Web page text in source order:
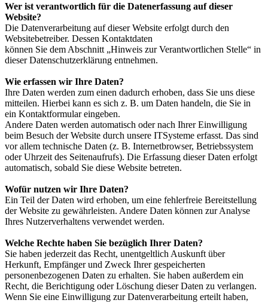
Wer ist verantwortlich für die Datenerfassung auf dieser
Website?
Die Datenverarbeitung auf dieser Website erfolgt durch den
Websitebetreiber. Dessen Kontaktdaten
können Sie dem Abschnitt „Hinweis zur Verantwortlichen Stelle“ in
dieser Datenschutzerklärung entnehmen.
Wie erfassen wir Ihre Daten?
Ihre Daten werden zum einen dadurch erhoben, dass Sie uns diese
mitteilen. Hierbei kann es sich z. B. um Daten handeln, die Sie in
ein Kontaktformular eingeben.
Andere Daten werden automatisch oder nach Ihrer Einwilligung
beim Besuch der Website durch unsere ITSysteme erfasst. Das sind
vor allem technische Daten (z. B. Internetbrowser, Betriebssystem
oder Uhrzeit des Seitenaufrufs). Die Erfassung dieser Daten erfolgt
automatisch, sobald Sie diese Website betreten.
Wofür nutzen wir Ihre Daten?
Ein Teil der Daten wird erhoben, um eine fehlerfreie Bereitstellung
der Website zu gewährleisten. Andere Daten können zur Analyse
Ihres Nutzerverhaltens verwendet werden.
Welche Rechte haben Sie bezüglich Ihrer Daten?
Sie haben jederzeit das Recht, unentgeltlich Auskunft über
Herkunft, Empfänger und Zweck Ihrer gespeicherten
personenbezogenen Daten zu erhalten. Sie haben außerdem ein
Recht, die Berichtigung oder Löschung dieser Daten zu verlangen.
Wenn Sie eine Einwilligung zur Datenverarbeitung erteilt haben,